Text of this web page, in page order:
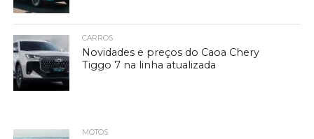
CARROS
Novidades e preços do Caoa Chery
Tiggo 7 na linha atualizada
MOTOS